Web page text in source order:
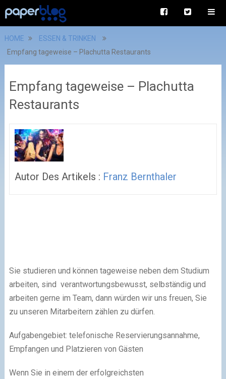
HOME
ESSEN & TRINKEN
Empfang tageweise – Plachutta Restaurants
Empfang tageweise – Plachutta
Restaurants
Autor Des Artikels : Franz Bernthaler
Sie studieren und können tageweise neben dem Studium
arbeiten, sind verantwortungsbewusst, selbständig und
arbeiten gerne im Team, dann würden wir uns freuen, Sie
zu unseren Mitarbeitern zählen zu dürfen.
Aufgabengebiet: telefonische Reservierungsannahme,
Empfangen und Platzieren von Gästen
Wenn Sie in einem der erfolgreichsten